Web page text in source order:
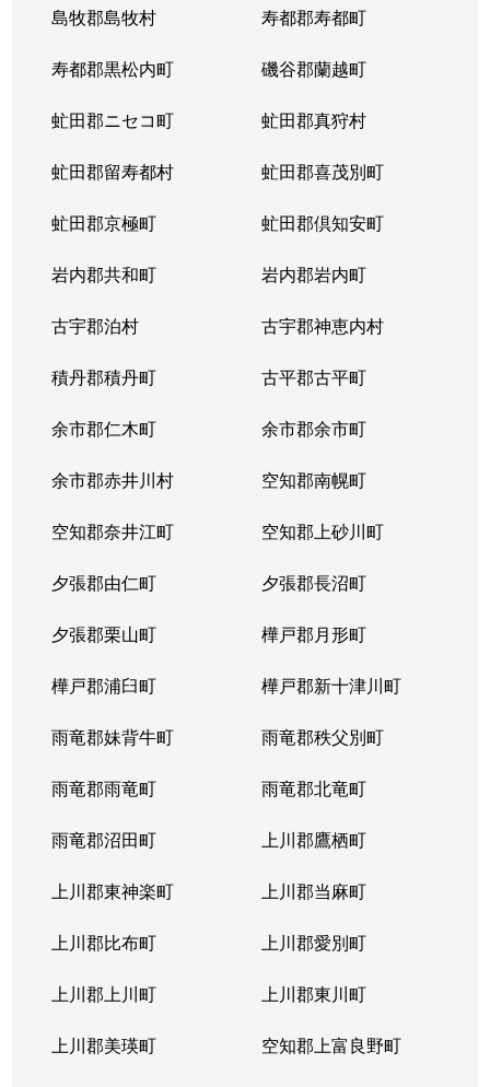
島牧郡島牧村 寿都郡寿都町
寿都郡黒松内町 磯谷郡蘭越町
虻田郡ニセコ町 虻田郡真狩村
虻田郡留寿都村 虻田郡喜茂別町
虻田郡京極町 虻田郡倶知安町
岩内郡共和町 岩内郡岩内町
古宇郡泊村 古宇郡神恵内村
積丹郡積丹町 古平郡古平町
余市郡仁木町 余市郡余市町
余市郡赤井川村 空知郡南幌町
空知郡奈井江町 空知郡上砂川町
夕張郡由仁町 夕張郡長沼町
夕張郡栗山町 樺戸郡月形町
樺戸郡浦臼町 樺戸郡新十津川町
雨竜郡妹背牛町 雨竜郡秩父別町
雨竜郡雨竜町 雨竜郡北竜町
雨竜郡沼田町 上川郡鷹栖町
上川郡東神楽町 上川郡当麻町
上川郡比布町 上川郡愛別町
上川郡上川町 上川郡東川町
上川郡美瑛町 空知郡上富良野町